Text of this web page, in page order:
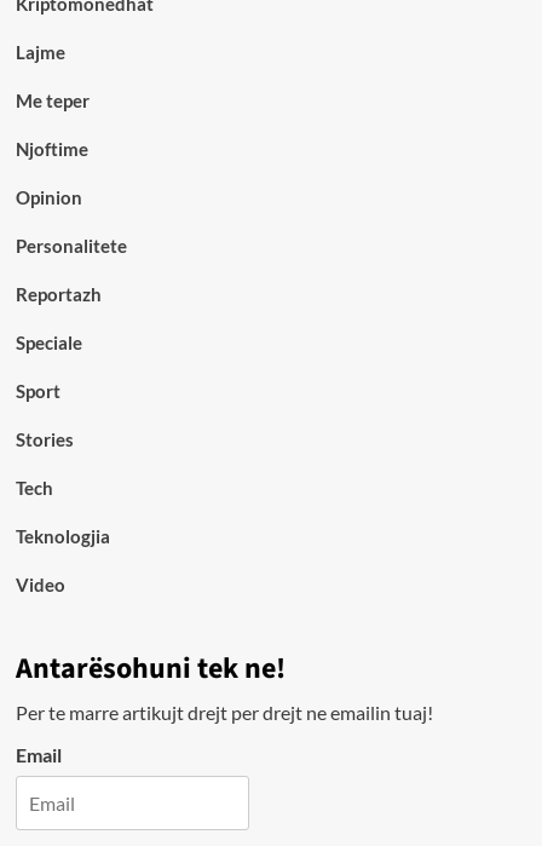
Lajme
Me teper
Njoftime
Opinion
Personalitete
Reportazh
Speciale
Sport
Stories
Tech
Teknologjia
Video
Antarësohuni tek ne!
Per te marre artikujt drejt per drejt ne emailin tuaj!
Email